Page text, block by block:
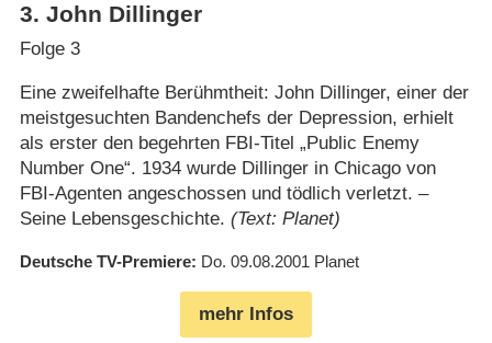
3. John Dillinger
Folge 3
Eine zweifelhafte Berühmtheit: John Dillinger, einer der
meistgesuchten Bandenchefs der Depression, erhielt
als erster den begehrten FBI-Titel „Public Enemy
Number One“. 1934 wurde Dillinger in Chicago von
FBI-Agenten angeschossen und tödlich verletzt. –
Seine Lebensgeschichte. (Text: Planet)
Deutsche TV-Premiere Do. 09.08.2001 Planet
mehr Infos